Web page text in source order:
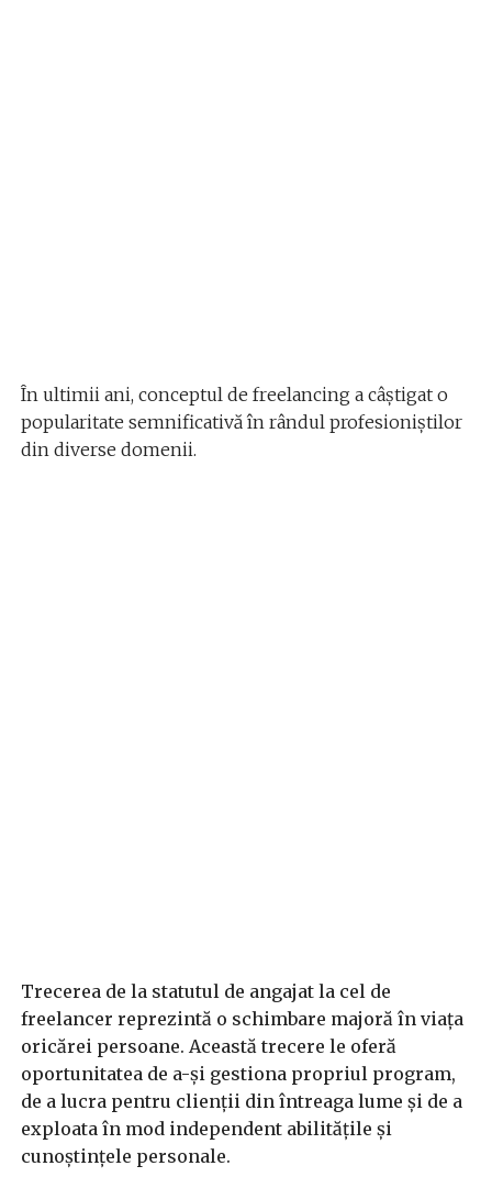
În ultimii ani, conceptul de freelancing a câștigat o
popularitate semnificativă în rândul profesioniștilor
din diverse domenii.
Trecerea de la statutul de angajat la cel de
freelancer reprezintă o schimbare majoră în viața
oricărei persoane. Această trecere le oferă
oportunitatea de a-și gestiona propriul program,
de a lucra pentru clienții din întreaga lume și de a
exploata în mod independent abilitățile și
cunoștințele personale.